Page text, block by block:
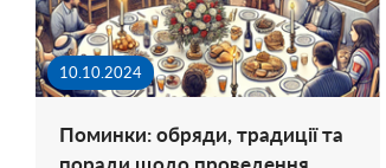
10.10.2024
Поминки: обряди, традиції та